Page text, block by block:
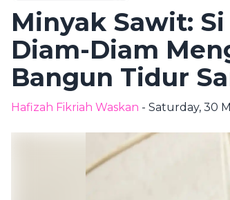
Minyak Sawit:
Diam-Diam
Bangun Tidur
Hafizah Fikriah Waskan - Saturday, 30